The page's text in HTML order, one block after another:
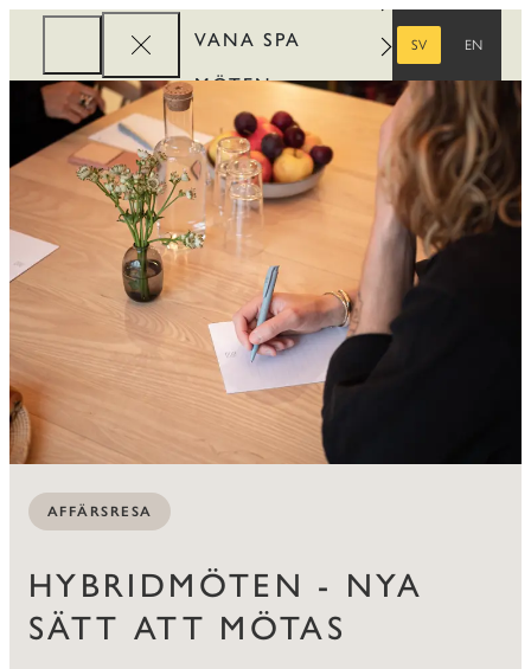
VANA SPA
MÖTEN
FÖRETAG
REWARDS
SV
EN
AFFÄRSRESA
HYBRIDMÖTEN - NYA
SÄTT ATT MÖTAS